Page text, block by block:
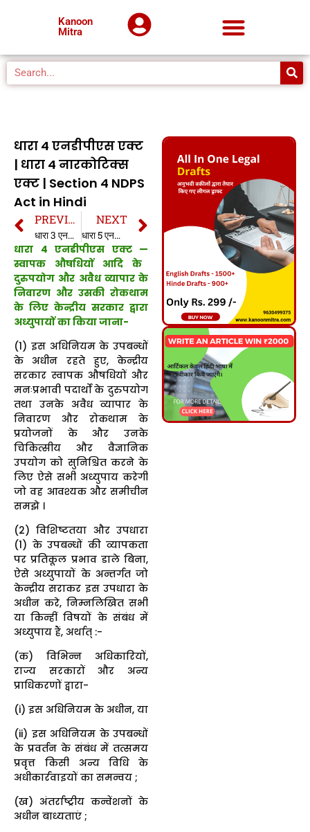
Kanoon
Mitra
धारा 4 एनडीपीएस एक्ट
| धारा 4 नारकोटिक्स
एक्ट | Section 4 NDPS
Act in Hindi
PREVIOUS
धारा 3 एनडीपीएस एक्ट | धारा 3 नारकोटिक्स एक्ट | Section 3 NDPS Act in Hindi
NEXT
धारा 5 एनडीपीएस एक्ट | धारा 5 नारकोटिक्स एक्ट | Section 5 NDPS Act in Hindi
धारा 4 एनडीपीएस एक्ट —
स्वापक औषधियों आदि के
दुरुपयोग और अवैध व्यापार के
निवारण और उसकी रोकथाम
के लिए केन्द्रीय सरकार द्वारा
अध्युपायों का किया जाना-
(1) इस अधिनियम के उपबन्धों
के अधीन रहते हुए, केन्द्रीय
सरकार स्वापक औषधियों और
मनःप्रभावी पदार्थों के दुरुपयोग
तथा उनके अवैध व्यापार के
निवारण और रोकथाम के
प्रयोजनों के और उनके
चिकित्सीय और वैज्ञानिक
उपयोग को सुनिश्चित करने के
लिए ऐसे सभी अध्युपाय करेगी
जो वह आवश्यक और समीचीन
समझे ।
(2) विशिष्टतया और उपधारा
(1) के उपबन्धों की व्यापकता
पर प्रतिकूल प्रभाव डाले बिना,
ऐसे अध्युपायों के अन्तर्गत जो
केन्द्रीय सराकर इस उपधारा के
अधीन करे, निम्नलिखित सभी
या किन्हीं विषयों के संबंध में
अध्युपाय हैं, अर्थात् :-
(क) विभिन्न अधिकारियों,
राज्य सरकारों और अन्य
प्राधिकरणों द्वारा-
(i) इस अधिनियम के अधीन, या
(ii) इस अधिनियम के उपबन्धों
के प्रवर्तन के संबंध में तत्समय
प्रवृत्त किसी अन्य विधि के
अधीकार्रवाइयों का समन्वय ;
(ख) अंतर्राष्ट्रीय कन्वेंशनों के
अधीन बाध्यताएं ;